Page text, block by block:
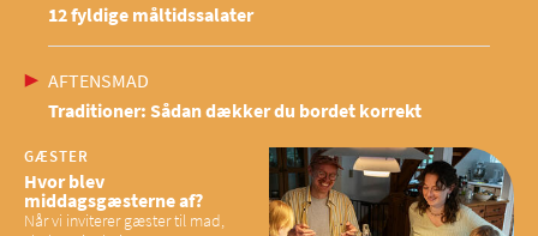
12 fyldige måltidssalater
AFTENSMAD
Traditioner: Sådan dækker du bordet korrekt
GÆSTER
Hvor blev
middagsgæsterne af?
Når vi inviterer gæster til mad,